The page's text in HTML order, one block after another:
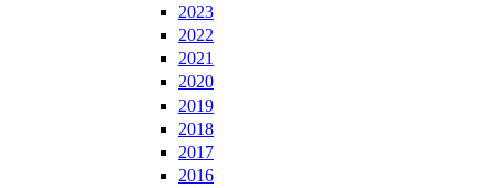
2023
2022
2021
2020
2019
2018
2017
2016